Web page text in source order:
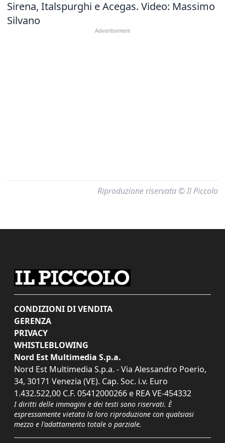
Sirena, Italspurghi e Acegas. Video: Massimo
Silvano
Riproduzione riservata © Il Piccolo
CONDIZIONI DI VENDITA
GERENZA
PRIVACY
WHISTLEBLOWING
Nord Est Multimedia S.p.a.
Nord Est Multimedia S.p.a. - Via Alessandro Poerio,
34, 30171 Venezia (VE). Cap. Soc. i.v. Euro
1.432.522,00 C.F. 05412000266 e REA VE-454332
I diritti delle immagini e dei testi sono riservati. È
espressamente vietata la loro riproduzione con qualsiasi
mezzo e l'adattamento totale o parziale.